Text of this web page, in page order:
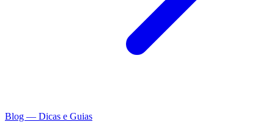
Blog — Dicas e Guias